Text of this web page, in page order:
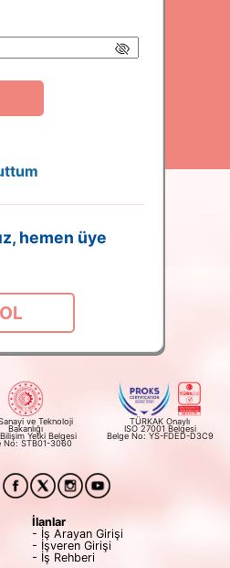
hemen üye
ve Teknoloji
Bakanlığı
Yetki Belgesi
No: STB01-3060
TÜRKAK Onaylı
ISO 27001 Belgesi
Belge No: YS-FDED-D3C9
İlanlar
- İş Arayan Girişi
- İşveren Girişi
- İş Rehberi